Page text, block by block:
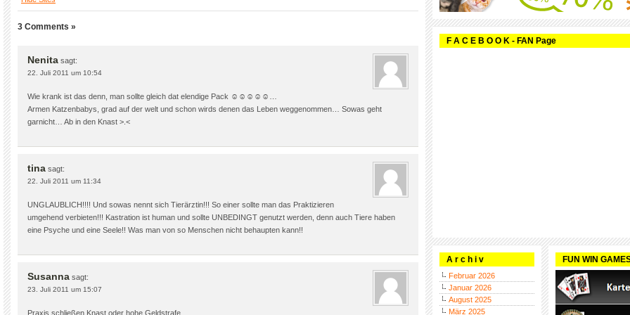
3 Comments »
Nenita sagt:
22. Juli 2011 um 10:54
Wie krank ist das denn, man sollte gleich dat elendige Pack ☺☺☺☺☺…
Armen Katzenbabys, grad auf der welt und schon wirds denen das Leben weggenommen… Sowas geht
garnicht… Ab in den Knast >.<
tina sagt:
22. Juli 2011 um 11:34
UNGLAUBLICH!!!! Und sowas nennt sich Tierärztin!!! So einer sollte man das Praktizieren
umgehend verbieten!!! Kastration ist human und sollte UNBEDINGT genutzt werden, denn auch Tiere haben
eine Psyche und eine Seele!! Was man von so Menschen nicht behaupten kann!!
Susanna sagt:
23. Juli 2011 um 15:07
Praxis schließen,Knast oder hohe Geldstrafe.
F A C E B O O K - FAN Page
A r c h i v
Februar 2026
Januar 2026
August 2025
März 2025
FUN WIN